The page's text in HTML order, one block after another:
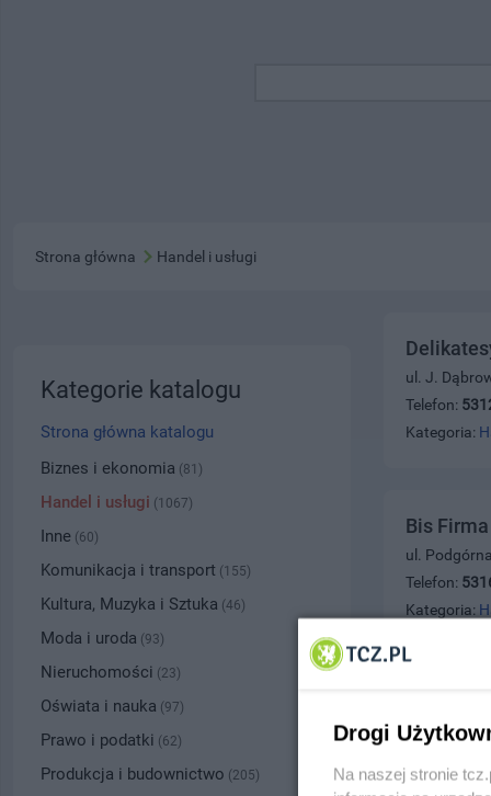
Strona główna Handel i usługi
ul. J.
Telefon:
Kategoria:
Bis
ul.
Telefon:
Kategoria:
ul. Jedności
Kategoria:
Kategorie katalogu
Strona główna katalogu
Biznes i ekonomia (81)
Handel i usługi (1067)
Inne (60)
Komunikacja i transport (155)
Kultura, Muzyka i Sztuka (46)
Moda i uroda (93)
Nieruchomości (23)
Oświata i nauka (97)
Prawo i podatki (62)
Produkcja i budownictwo (205)
Drogi
Na naszej stronie